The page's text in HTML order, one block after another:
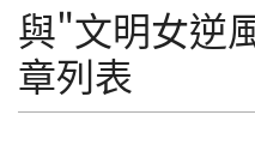
與"文明女逆
章列表